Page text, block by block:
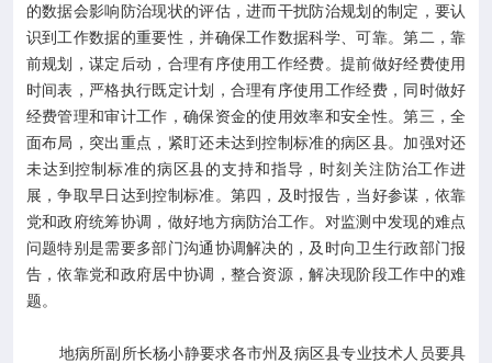
政务公开 
的数据会影响防治现状的评估，进而干扰防治规划的制定，要认
识到工作数据的重要性，并确保工作数据科学、可靠。第二，靠
前规划，谋定后动，合理有序使用工作经费。提前做好经费使用
时间表，严格执行既定计划，合理有序使用工作经费，同时做好
经费管理和审计工作，确保资金的使用效率和安全性。第三，全
面布局，突出重点，紧盯还未达到控制标准的病区县。加强对还
未达到控制标准的病区县的支持和指导，时刻关注防治工作进
展，争取早日达到控制标准。第四，及时报告，当好参谋，依靠
党和政府统筹协调，做好地方病防治工作。对监测中发现的难点
问题特别是需要多部门沟通协调解决的，及时向卫生行政部门报
告，依靠党和政府居中协调，整合资源，解决现阶段工作中的难
题。
地病所副所长杨小静要求各市州及病区县专业技术人员要具